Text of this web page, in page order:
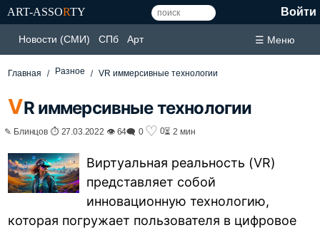
ART-ASSORTY Войти
Новости (СМИ) СПб Арт ☰ Меню
Главная Разное VR иммерсивные технологии
VR иммерсивные технологии
✎ Блинцов ⏱ 27.03.2022 👁 64🗨 0 ♡ 0⏳ 2 мин
Виртуальная реальность (VR)
представляет собой
инновационную технологию,
которая погружает пользователя в цифровое